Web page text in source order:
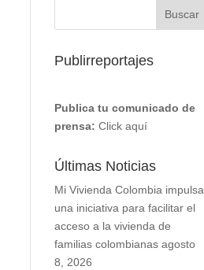
Publirreportajes
Publica tu comunicado de
prensa: Click aquí
Últimas Noticias
Mi Vivienda Colombia impulsa
una iniciativa para facilitar el
acceso a la vivienda de
familias colombianas agosto
8, 2026